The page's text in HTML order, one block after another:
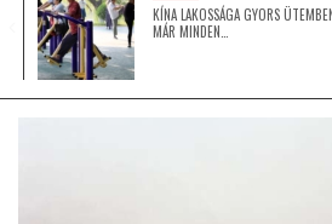
ÁZSIA
KÍNA LAKOSSÁGA GYORS
MÁR MINDEN…